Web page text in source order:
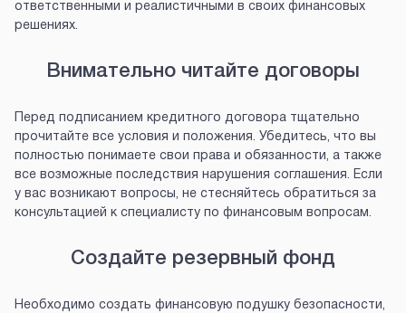
ответственными и реалистичными в своих финансовых
решениях.
Внимательно читайте договоры
Перед подписанием кредитного договора тщательно
прочитайте все условия и положения. Убедитесь, что вы
полностью понимаете свои права и обязанности, а также
все возможные последствия нарушения соглашения. Если
у вас возникают вопросы, не стесняйтесь обратиться за
консультацией к специалисту по финансовым вопросам.
Создайте резервный фонд
Необходимо создать финансовую подушку безопасности,